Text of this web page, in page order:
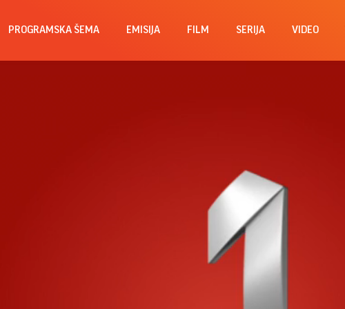
PROGRAMSKA ŠEMA EMISIJA FILM SERIJA VIDEO